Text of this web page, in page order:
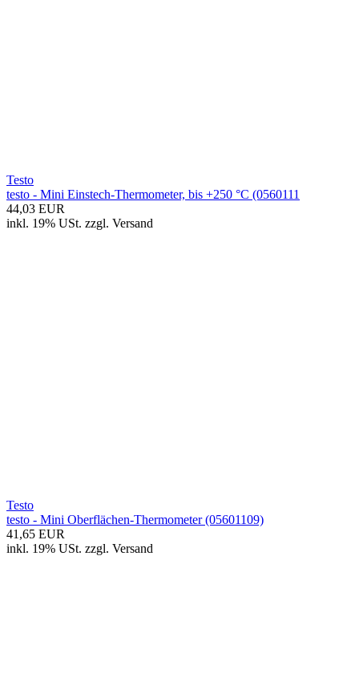
Testo
testo - Mini Einstech-Thermometer, bis +250 °C (0560111
44,03 EUR
inkl. 19% USt. zzgl. Versand
Testo
testo - Mini Oberflächen-Thermometer (05601109)
41,65 EUR
inkl. 19% USt. zzgl. Versand